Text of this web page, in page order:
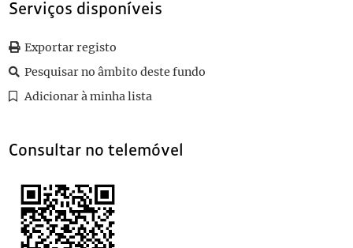
0010 Sem título 1916-08-01
(...)
Serviços disponíveis
Exportar registo
Pesquisar no âmbito deste fundo
Adicionar à minha lista
Consultar no telemóvel